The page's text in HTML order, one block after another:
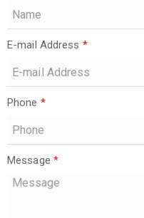
E-mail Address *
Phone *
Message *